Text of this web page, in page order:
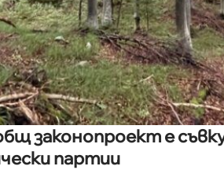
законопроект е
партии